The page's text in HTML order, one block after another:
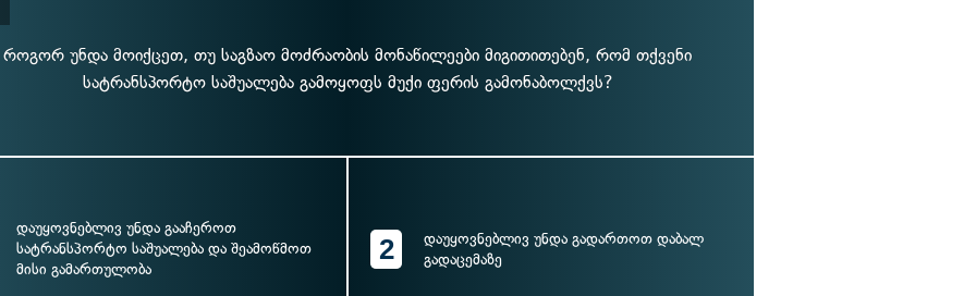
როგორ უნდა მოიქცეთ, თუ საგზაო მოძრაობის მონაწილეები მიგითითებენ, რომ თქვენი
სატრანსპორტო საშუალება გამოყოფს მუქი ფერის გამონაბოლქვს?
დაუყოვნებლივ უნდა გააჩეროთ
სატრანსპორტო საშუალება და შეამოწმოთ
მისი გამართულობა
2
დაუყოვნებლივ უნდა გადართოთ დაბალ
გადაცემაზე